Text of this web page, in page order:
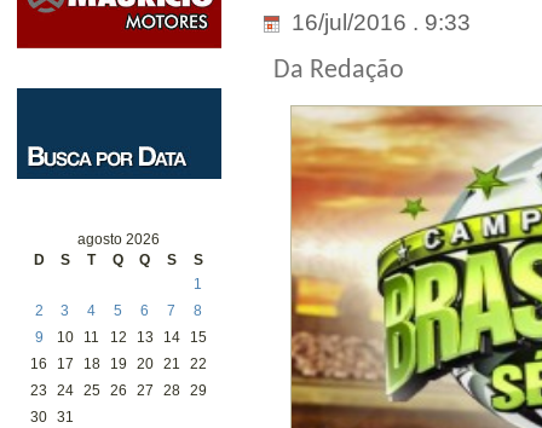
agosto 2026
D
S T Q Q S S
1
2
3 4 5 6 7
8
9
10 11 12 13 14
15
16
17 18 19 20 21
22
23
24 25 26 27 28 29
30 31
16/jul/2016 . 9:33
Da Redação